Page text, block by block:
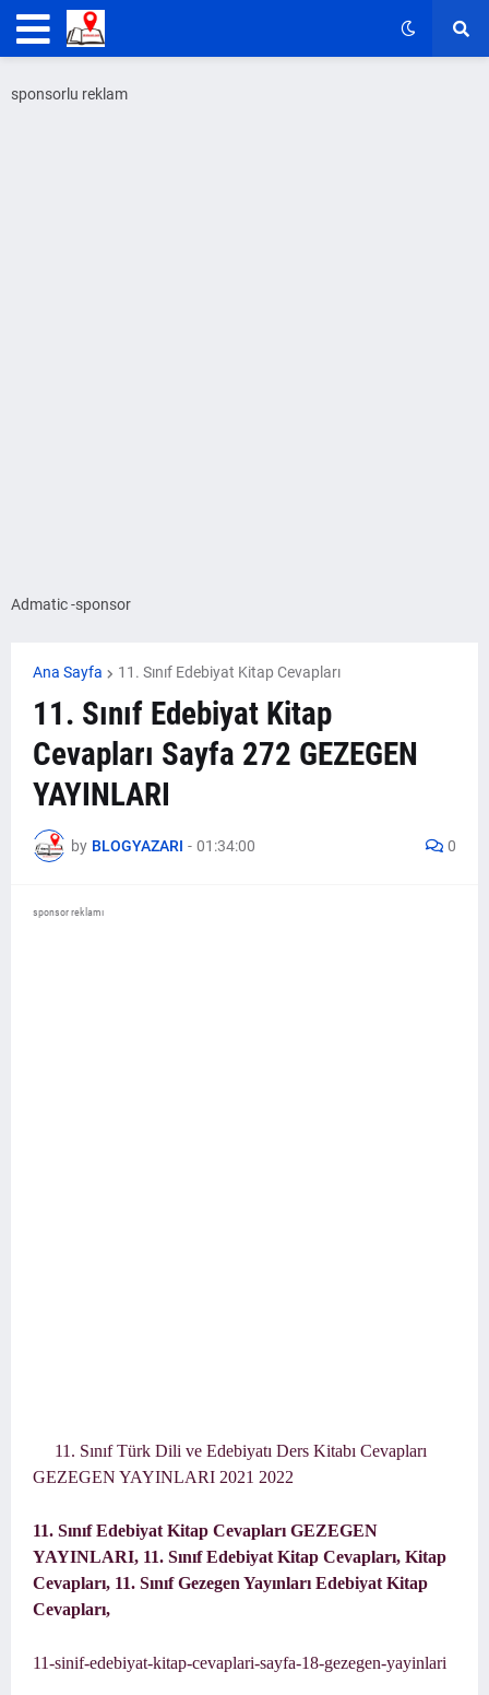
sponsorlu reklam
Admatic -sponsor
Ana Sayfa 11. Sınıf Edebiyat Kitap Cevapları
11. Sınıf Edebiyat Kitap
Cevapları Sayfa 272 GEZEGEN
YAYINLARI
by BLOGYAZARI - 01:34:00 0
sponsor reklamı
11. Sınıf Türk Dili ve Edebiyatı Ders Kitabı Cevapları
GEZEGEN YAYINLARI 2021 2022
11. Sınıf Edebiyat Kitap Cevapları GEZEGEN
YAYINLARI, 11. Sınıf Edebiyat Kitap Cevapları, Kitap
Cevapları, 11. Sınıf Gezegen Yayınları Edebiyat Kitap
Cevapları,
11-sinif-edebiyat-kitap-cevaplari-sayfa-18-gezegen-yayinlari